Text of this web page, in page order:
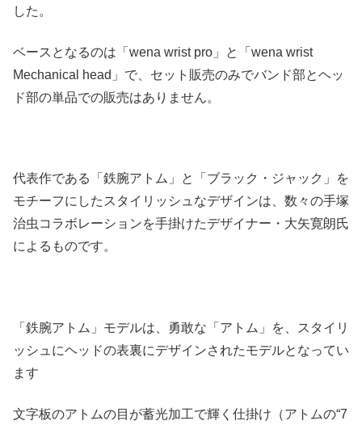
した。
ベースとなるのは「wena wrist pro」と「wena wrist
Mechanical head」で、セット販売のみでバンド部とヘッ
ド部の単品での販売はありません。
代表作である「鉄腕アトム」と「ブラック・ジャック」を
モチーフにしたスタイリッシュなデザインは、数々の手塚
治虫コラボレーションを手掛けたデザイナー・大矢寛朗氏
によるものです。
「鉄腕アトム」モデルは、勇敢な「アトム」を、スタイリ
ッシュにヘッドの表裏にデザインされたモデルとなってい
ます
文字板のアトムの目が蓄光加工で輝く仕掛け（アトムの“7